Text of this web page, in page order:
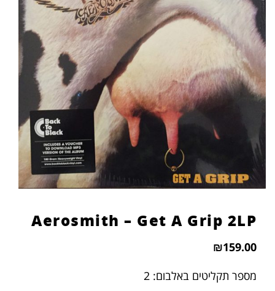
Aerosmith – Get A Grip 2LP
₪159.00
מספר תקליטים באלבום: 2